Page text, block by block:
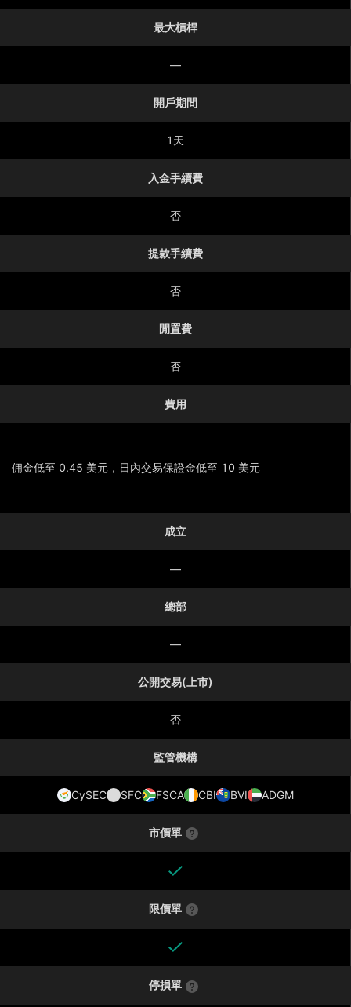
最大槓桿
—
開戶期間
1天
入金手續費
否
提款手續費
否
閒置費
否
費用
佣金低至 0.45 美元，日內交易保證金低至 10 美元
成立
—
總部
—
公開交易(上市)
否
監管機構
CySEC SFC FSCA CBI BVI ADGM
市價單
限價單
停損單